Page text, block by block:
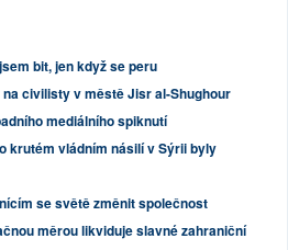
bit, jen když se peru
civilisty v městě Jisr al-Shughour
mediálního spiknutí
krutém vládním násilí v Sýrii byly
se světě změnit společnost
měrou likviduje slavné zahraniční